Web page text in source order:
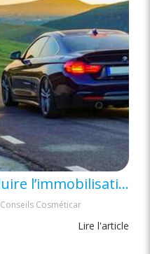
Gestion de flotte : réduire l’immobilisation des véhicules grâce au lavage sans eau
Conseils Cosméticar
Lire l'article